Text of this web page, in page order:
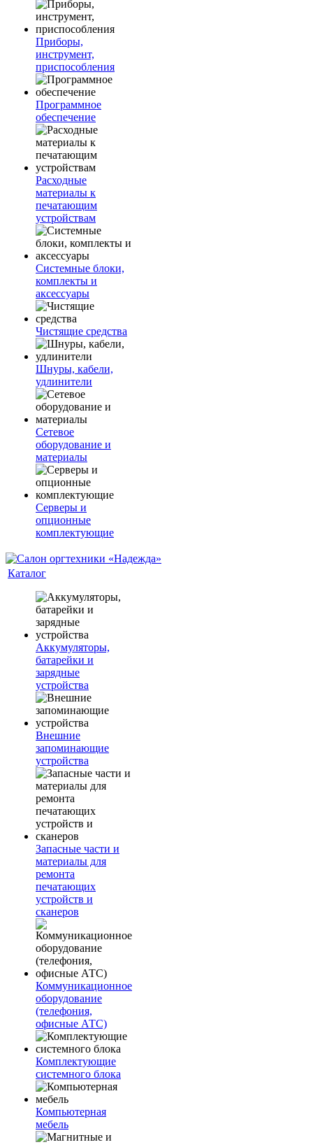
Приборы,
инструмент,
приспособления
Программное
обеспечение
Расходные
материалы к
печатающим
устройствам
Системные блоки,
комплекты и
аксессуары
Чистящие средства
Шнуры, кабели,
удлинители
Сетевое
оборудование и
материалы
Серверы и
опционные
комплектующие
Каталог
Аккумуляторы,
батарейки и
зарядные
устройства
Внешние
запоминающие
устройства
Запасные части и
материалы для
ремонта
печатающих
устройств и
сканеров
Коммуникационное
оборудование
(телефония,
офисные АТС)
Комплектующие
системного блока
Компьютерная
мебель